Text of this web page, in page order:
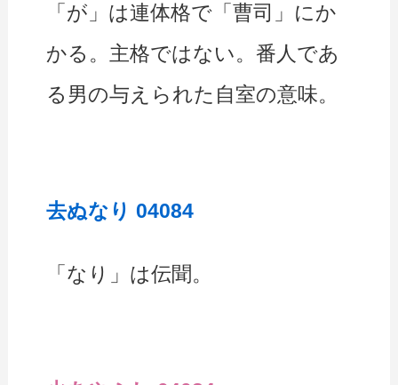
「が」は連体格で「曹司」にか
かる。主格ではない。番人であ
る男の与えられた自室の意味。
去ぬなり 04084
「なり」は伝聞。